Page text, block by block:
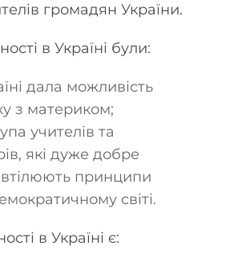
громадян України.
в Україні були:
дала можливість
з материком;
учителів та
які дуже добре
втілюють принципи
світі.
в Україні є: